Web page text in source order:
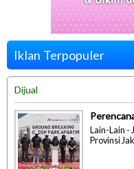
Iklan Terpopuler
Dijual
Lain-Lain -
Provinsi